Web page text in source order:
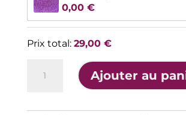
0,00 €
Prix total: 29,00 €
Ajouter au